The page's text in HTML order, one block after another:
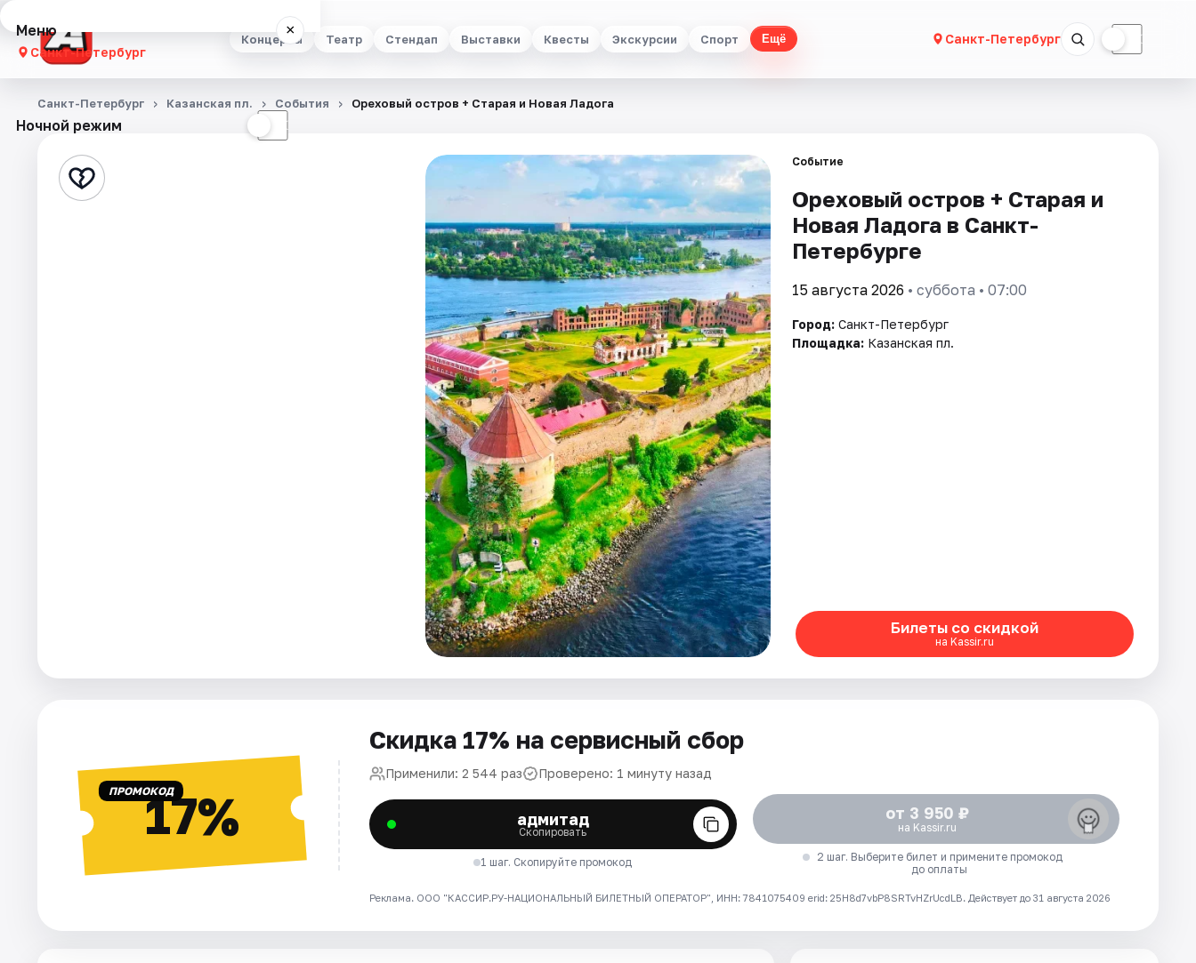
Концерты Театр Стендап Выставки Квесты Экскурсии Спорт Ещё Санкт-Петербург ☾
Меню ×
Санкт-Петербург
Концерты
Стендап
Ночной режим ☾
Санкт-Петербург Казанская пл. События Ореховый остров + Старая и Новая Ладога
Событие
Ореховый остров + Старая и
Новая Ладога в Санкт-
Петербурге
15 августа 2026 • суббота • 07:00
Город: Санкт-Петербург
Площадка: Казанская пл.
Билеты со скидкой
на Kassir.ru
ПРОМОКОД17%
Скидка 17% на сервисный сбор
Применили: 2 544 раз Проверено: 1 минуту назад
адмитад
Скопировать
1 шаг. Скопируйте промокод
от 3 950 ₽
на Kassir.ru
2 шаг. Выберите билет и примените промокод
до оплаты
Реклама. ООО "КАССИР.РУ-НАЦИОНАЛЬНЫЙ БИЛЕТНЫЙ ОПЕРАТОР", ИНН: 7841075409 erid: 25H8d7vbP8SRTvHZrUcdLB. Действует до 31 августа 2026